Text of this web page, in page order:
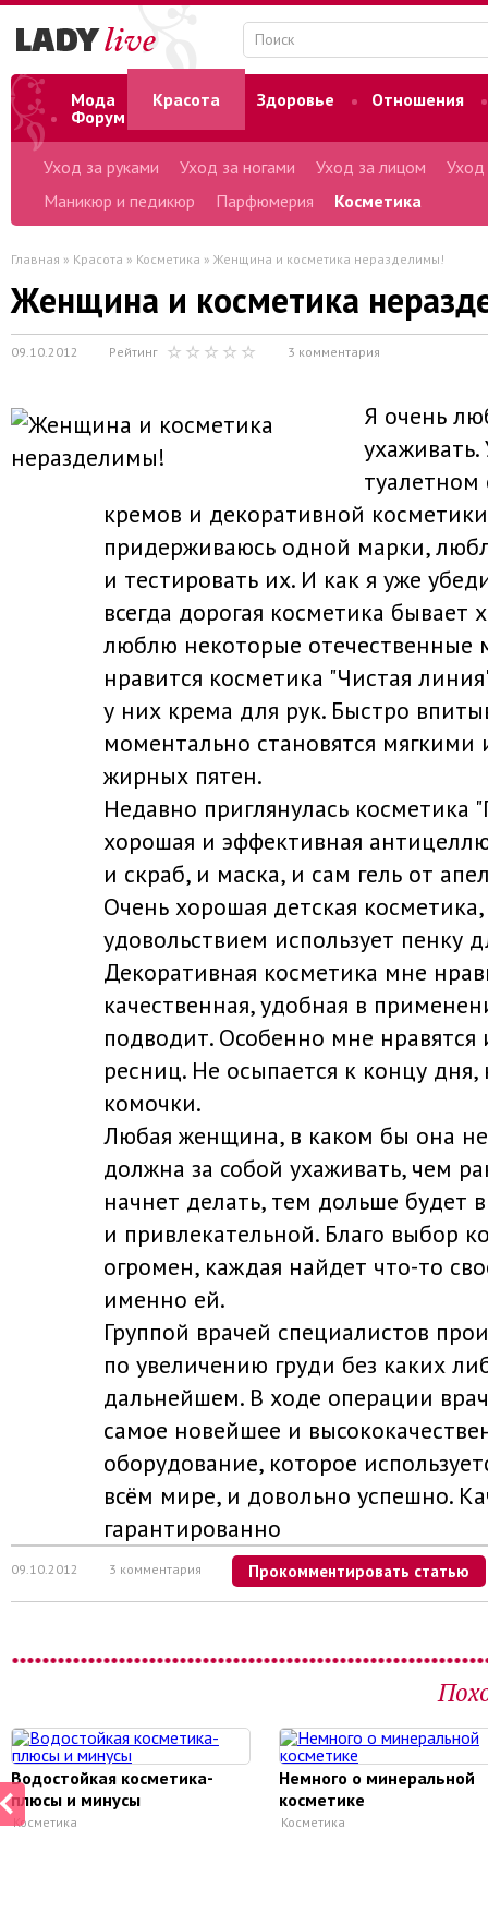
Мода Красота Здоровье
Отношения
Форум
Уход за руками Уход за ногами Уход за лицом
Уход
Маникюр и педикюр
Парфюмерия Косметика
Главная » Красота » Косметика » Женщина и косметика неразделимы!
Женщина и косметика
09.10.2012 Рейтинг 3 комментария
Я очень
туалетном
кремов и декоративной
придерживаюсь одной марки,
и тестировать их. И как я уже
всегда дорогая косметика бывает
люблю некоторые отечественные
нравится косметика "Чистая
у них крема для рук. Быстро
моментально становятся мягкими
жирных пятен.
Недавно приглянулась косметика
хорошая и эффективная
и скраб, и маска, и сам гель от
Очень хорошая детская
удовольствием использует пенку
Декоративная косметика мне
качественная, удобная в
подводит. Особенно мне
ресниц. Не осыпается к концу дня,
комочки.
Любая женщина, в каком бы она не
должна за собой ухаживать, чем
начнет делать, тем дольше будет
и привлекательной. Благо выбор
огромен, каждая найдет что-то
именно ей.
Группой врачей специалистов
по увеличению груди без каких
дальнейшем. В ходе операции
самое новейшее и
оборудование, которое
всём мире, и довольно успешно.
гарантированно
09.10.2012 3 комментария Прокомментировать статью
Водостойкая косметика-
плюсы и минусы
Косметика
Немного о минеральной
косметике
Косметика